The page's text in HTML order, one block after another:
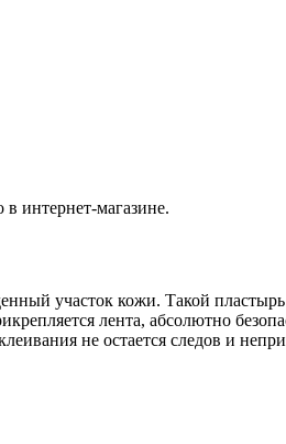
интернет-магазине.
участок кожи. Такой
лента, абсолютно
не остается следов и